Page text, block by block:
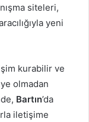
siteleri,
yeni
kurabilir ve
olmadan
Bartın’da
iletişime